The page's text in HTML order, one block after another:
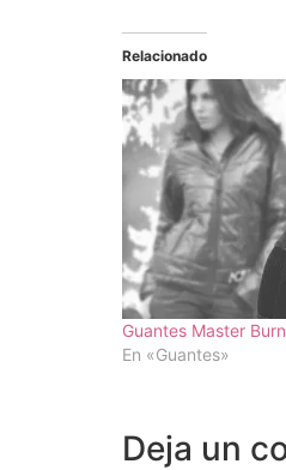
Relacionado
Guantes Master
En «Guantes»
Deja un